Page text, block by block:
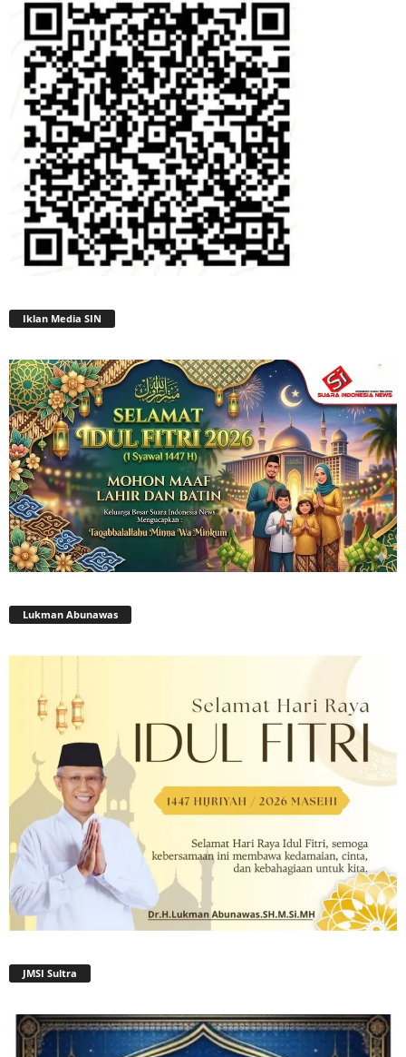
Iklan Media SIN
Lukman Abunawas
JMSI Sultra